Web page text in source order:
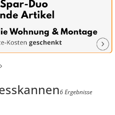
6 Ergebnisse